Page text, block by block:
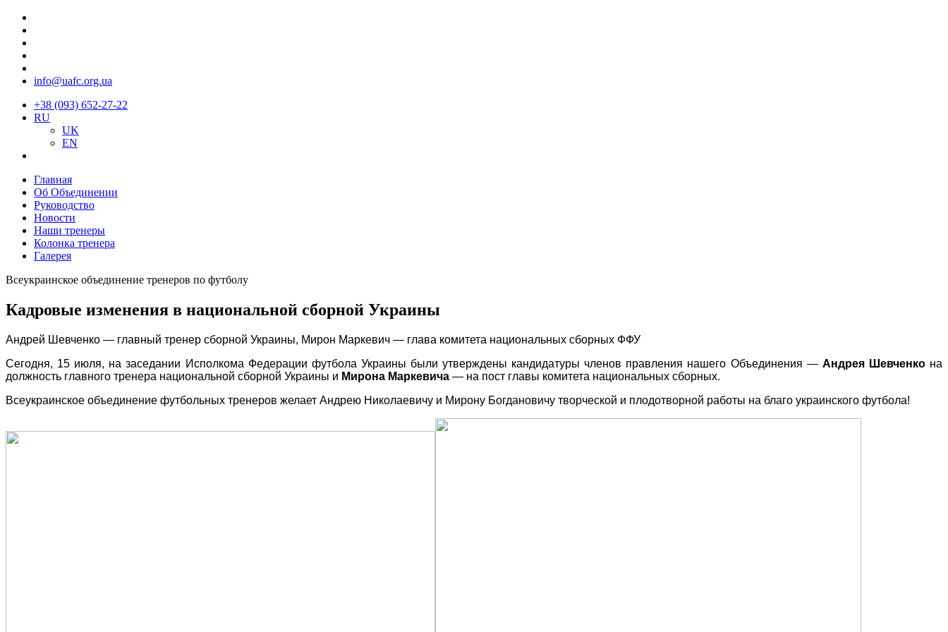
info@uafc.org.ua
+38 (093) 652-27-22
RU
UK
EN
Главная
Об Объединении
Руководство
Новости
Наши тренеры
Колонка тренера
Галерея
Всеукраинское объединение тренеров по футболу
Кадровые изменения в национальной сборной Украины
Андрей Шевченко — главный тренер сборной Украины, Мирон Маркевич — глава комитета национальных сборных ФФУ
Сегодня, 15 июля, на заседании Исполкома Федерации футбола Украины были утверждены кандидатуры членов правления нашего Объединения — Андрея Шевченкона
должность главного тренера национальной сборной Украины и Мирона Маркевича — на пост главы комитета национальных сборных.
Всеукраинское объединение футбольных тренеров желает Андрею Николаевичу и Мирону Богдановичу творческой и плодотворной работы на благо украинского футбола!